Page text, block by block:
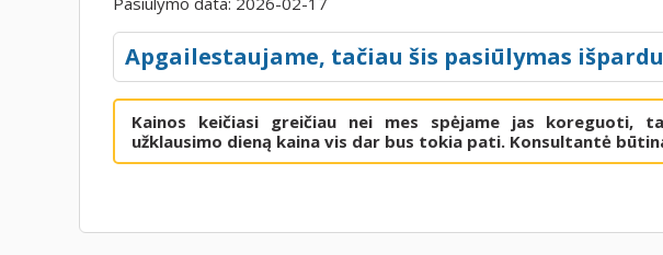
Apgailestaujame, tačiau šis pasiūlymas
Kainos keičiasi greičiau nei mes spėjame jas koreguoti,
užklausimo dieną kaina vis dar bus tokia pati. Konsultantė